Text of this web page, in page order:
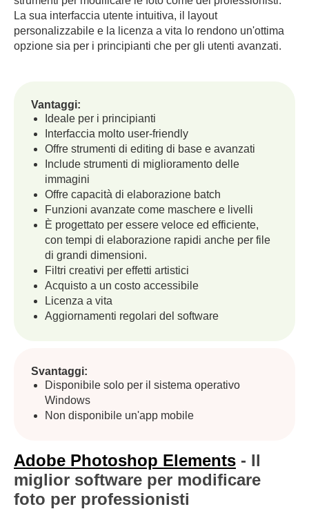
La sua interfaccia utente intuitiva, il layout
personalizzabile e la licenza a vita lo rendono un'ottima
opzione sia per i principianti che per gli utenti avanzati.
Vantaggi:
Ideale per i principianti
Interfaccia molto user-friendly
Offre strumenti di editing di base e avanzati
Include strumenti di miglioramento delle
immagini
Offre capacità di elaborazione batch
Funzioni avanzate come maschere e livelli
È progettato per essere veloce ed efficiente,
con tempi di elaborazione rapidi anche per file
di grandi dimensioni.
Filtri creativi per effetti artistici
Acquisto a un costo accessibile
Licenza a vita
Aggiornamenti regolari del software
Svantaggi:
Disponibile solo per il sistema operativo
Windows
Non disponibile un'app mobile
Adobe Photoshop Elements - Il
miglior software per modificare
foto per professionisti